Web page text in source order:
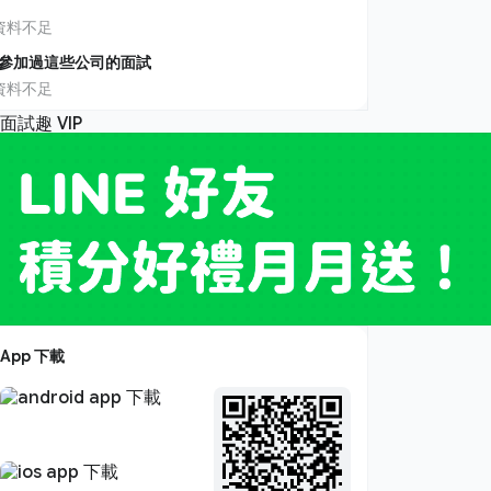
料不足
加過這些公司的面試
料不足
App 下載